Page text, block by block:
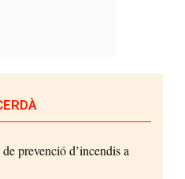
prevenció d’incendis a